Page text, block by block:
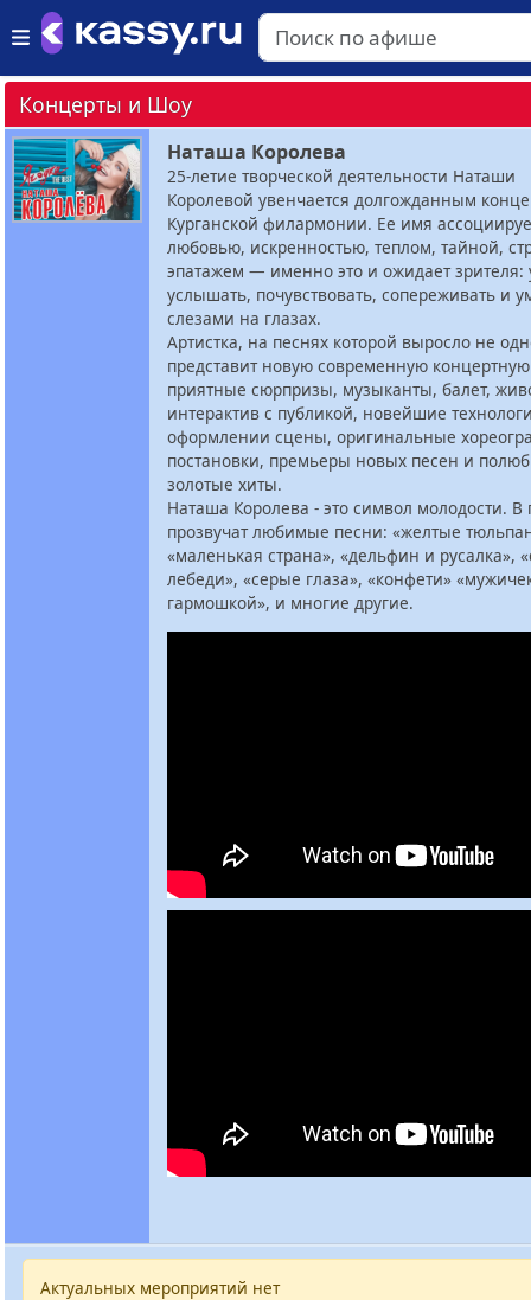
Концерты и Шоу
Наташа Королева
25-летие творческой деятельности Наташи
Королевой увенчается долгожданным
Курганской филармонии. Ее имя
любовью, искренностью, теплом, тайной,
эпатажем — именно это и ожидает зрителя:
услышать, почувствовать, сопереживать и
слезами на глазах.
Артистка, на песнях которой выросло не
представит новую современную
приятные сюрпризы, музыканты, балет,
интерактив с публикой, новейшие
оформлении сцены, оригинальные
постановки, премьеры новых песен и
золотые хиты.
Наташа Королева - это символ молодости. В
прозвучат любимые песни: «желтые
«маленькая страна», «дельфин и русалка»,
лебеди», «серые глаза», «конфети»
гармошкой», и многие другие.
Актуальных мероприятий нет